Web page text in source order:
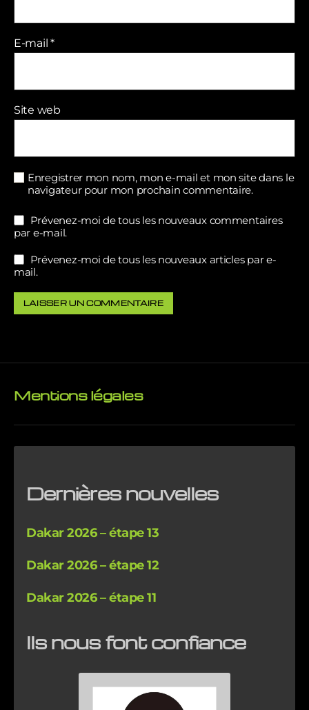
E-mail*
Site web
Enregistrer mon nom, mon e-mail et mon site dans le
navigateur pour mon prochain commentaire.
Prévenez-moi de tous les nouveaux commentaires
par e-mail.
Prévenez-moi de tous les nouveaux articles par e-
mail.
Mentions légales
Dernières nouvelles
Dakar 2026 – étape 13
Dakar 2026 – étape 12
Dakar 2026 – étape 11
Ils nous font confiance